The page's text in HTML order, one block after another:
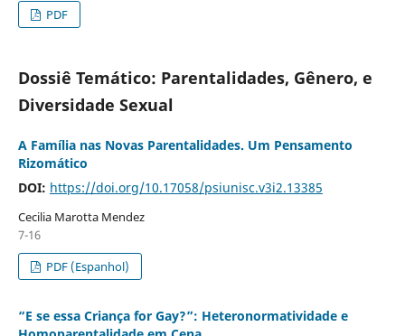
PDF
Dossiê Temático: Parentalidades, Gênero, e
Diversidade Sexual
A Família nas Novas Parentalidades. Um Pensamento
Rizomático
DOI: https://doi.org/10.17058/psiunisc.v3i2.13385
Cecilia Marotta Mendez
7-16
PDF (Espanhol)
“E se essa Criança for Gay?”: Heteronormatividade e